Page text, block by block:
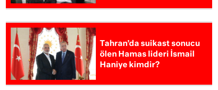
Tahran’da suikast sonucu
ölen Hamas lideri İsmail
Haniye kimdir?